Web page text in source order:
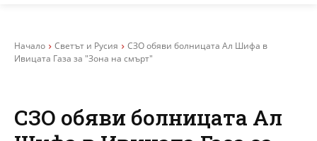
Начало Светът и Русия
СЗО обяви болницата Ал Шифа в
Ивицата Газа за "Зона на смърт"
СЗО обяви болницата Ал